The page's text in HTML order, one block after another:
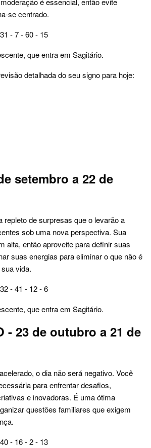
se centrado.
31 - 7 - 60 - 15
que entra em Sagitário.
detalhada do seu signo para hoje:
setembro a 22 de
repleto de surpresas que o levarão a
sob uma nova perspectiva. Sua
alta, então aproveite para definir suas
suas energias para eliminar o que não é
vida.
32 - 41 - 12 - 6
que entra em Sagitário.
- 23 de outubro a 21 de
o dia não será negativo. Você
para enfrentar desafios,
e inovadoras. É uma ótima
questões familiares que exigem
40 - 16 - 2 - 13